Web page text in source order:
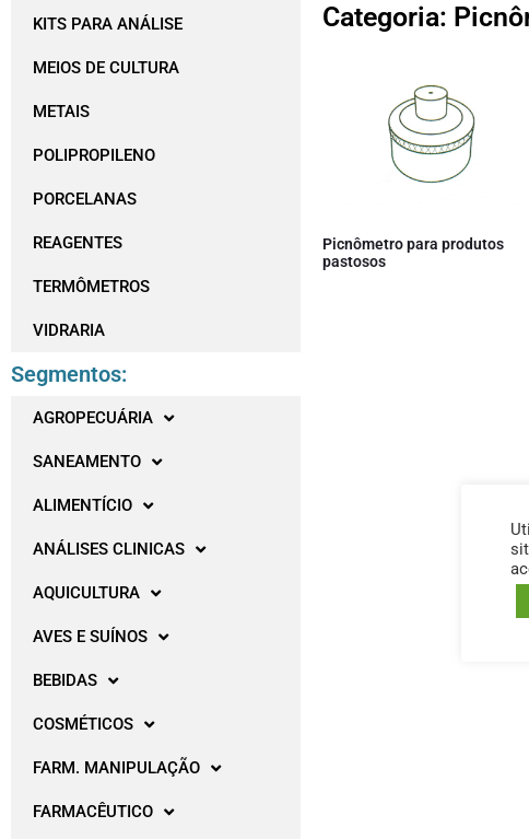
KITS PARA ANÁLISE
MEIOS DE CULTURA
METAIS
POLIPROPILENO
PORCELANAS
REAGENTES
TERMÔMETROS
VIDRARIA
Segmentos:
AGROPECUÁRIA
SANEAMENTO
ALIMENTÍCIO
ANÁLISES CLINICAS
AQUICULTURA
AVES E SUÍNOS
BEBIDAS
COSMÉTICOS
FARM. MANIPULAÇÃO
FARMACÊUTICO
Categoria:
Picnômetro para produtos
pastosos